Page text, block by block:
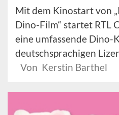
Mit dem Kinostart von
Dino-Film“ startet RTL
eine umfassende Dino-
deutschsprachigen
Von Kerstin Barthel